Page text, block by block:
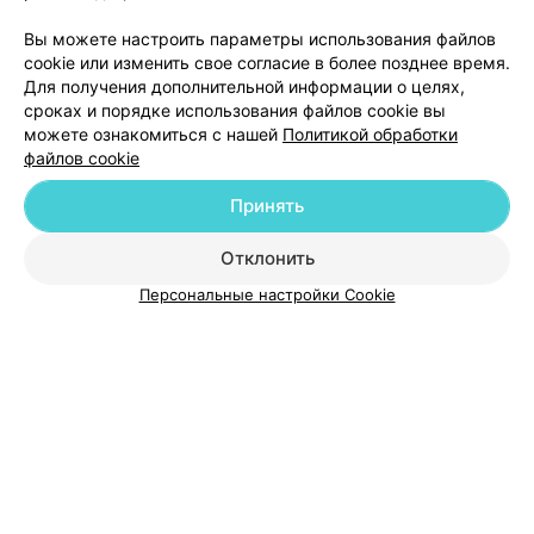
Добавить компанию
Вы можете настроить параметры использования файлов
cookie или изменить свое согласие в более позднее время.
Для получения дополнительной информации о целях,
сроках и порядке использования файлов cookie вы
можете ознакомиться с нашей Политикой обработки
файлов cookie
Отклонить
Принять
Персональные настройки Cookie